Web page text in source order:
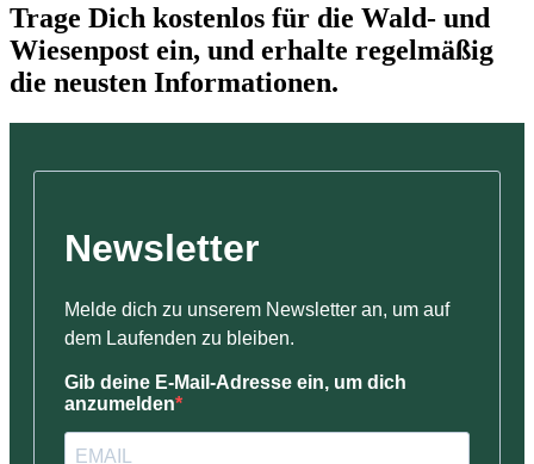
Trage Dich kostenlos für die Wald- und
Wiesenpost ein, und erhalte regelmäßig
die neusten Informationen.